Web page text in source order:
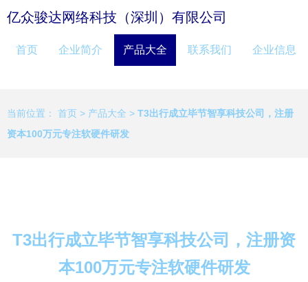
亿众骏达网络科技（深圳）有限公司
首页 企业简介 产品大全 联系我们 企业信息
当前位置： 首页 > 产品大全 > T3出行成立毕节智享科技公司，注册
资本100万元专注软硬件研发
T3出行成立毕节智享科技公司，注册资
本100万元专注软硬件研发